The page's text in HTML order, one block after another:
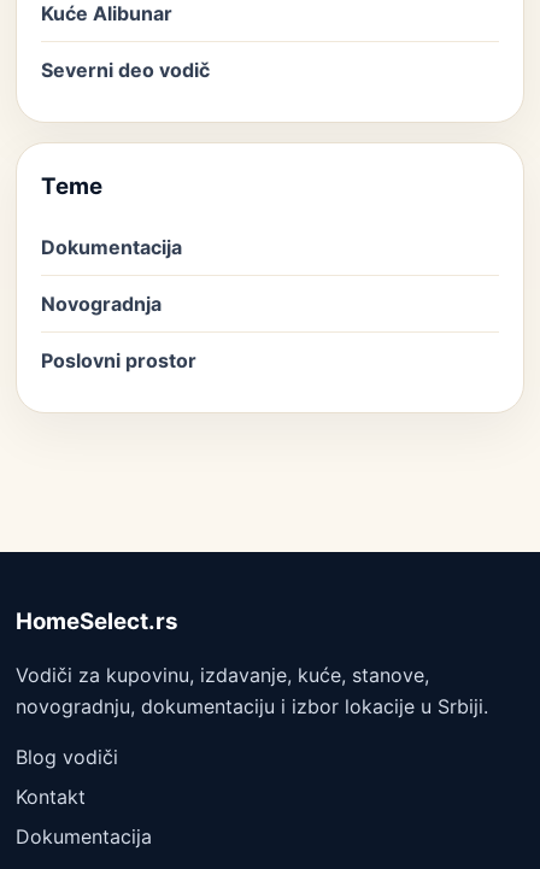
Kuće Alibunar
Severni deo vodič
Teme
Dokumentacija
Novogradnja
Poslovni prostor
HomeSelect.rs
Vodiči za kupovinu, izdavanje, kuće, stanove,
novogradnju, dokumentaciju i izbor lokacije u Srbiji.
Blog vodiči
Kontakt
Dokumentacija